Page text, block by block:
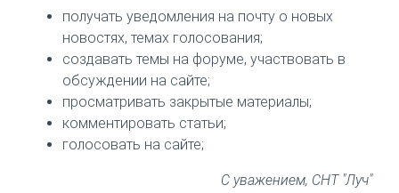
получать уведомления на почту о новых
новостях, темах голосования;
создавать темы на форуме, участвовать в
обсуждении на сайте;
просматривать закрытые материалы;
комментировать статьи;
голосовать на сайте;
С уважением, СНТ "Луч"